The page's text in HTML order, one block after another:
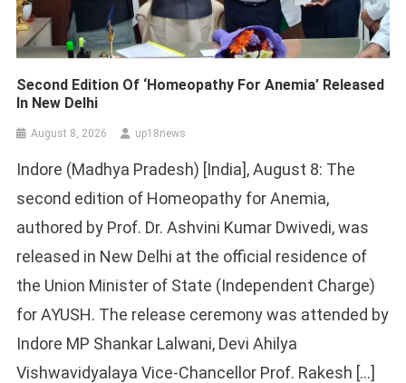
Second Edition Of ‘Homeopathy For Anemia’ Released
In New Delhi
August 8, 2026 up18news
Indore (Madhya Pradesh) [India], August 8: The
second edition of Homeopathy for Anemia,
authored by Prof. Dr. Ashvini Kumar Dwivedi, was
released in New Delhi at the official residence of
the Union Minister of State (Independent Charge)
for AYUSH. The release ceremony was attended by
Indore MP Shankar Lalwani, Devi Ahilya
Vishwavidyalaya Vice-Chancellor Prof. Rakesh […]